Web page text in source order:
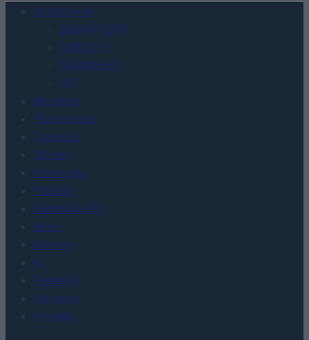
Urządzenia
SMARTFONY
TABLETY
WEARABLE
TV
Recenzje
Porównania
Co kupić
Porady
Promocje
FinTech
Hardware PC
Moto
Gaming
AI
Redakcja
Reklama
Kontakt